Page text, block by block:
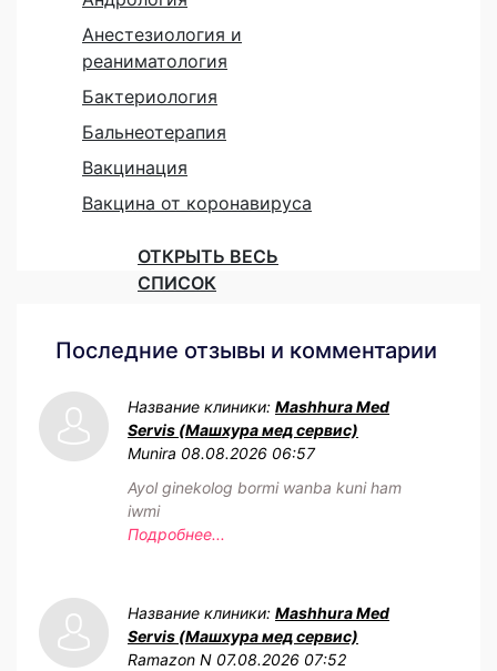
Анестезиология и
реаниматология
Бактериология
Бальнеотерапия
Вакцинация
Вакцина от коронавируса
ОТКРЫТЬ ВЕСЬ
СПИСОК
Последние отзывы и комментарии
Название клиники: Mashhura Med
Servis (Машхура мед сервис)
Munira 08.08.2026 06:57
Ayol ginekolog bormi wanba kuni ham
iwmi
Подробнее...
Название клиники: Mashhura Med
Servis (Машхура мед сервис)
Ramazon N 07.08.2026 07:52